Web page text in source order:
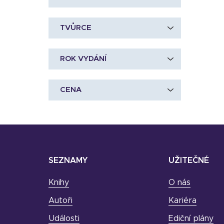
TVŮRCE
ROK VYDÁNÍ
CENA
SEZNAMY
Knihy
Autoři
Události
UŽITEČNÉ
O nás
Kariéra
Ediční plány